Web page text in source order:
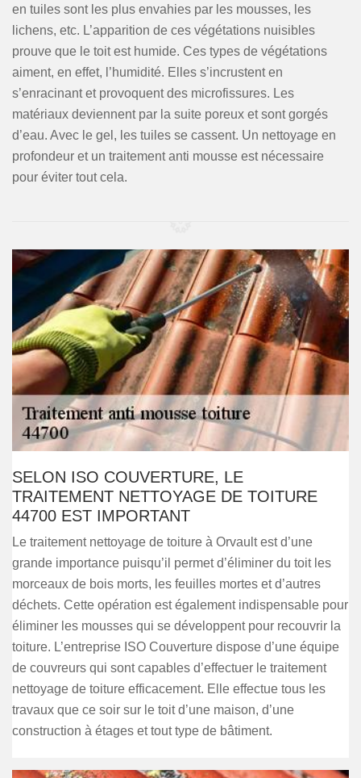
en tuiles sont les plus envahies par les mousses, les
lichens, etc. L’apparition de ces végétations nuisibles
prouve que le toit est humide. Ces types de végétations
aiment, en effet, l’humidité. Elles s’incrustent en
s’enracinant et provoquent des microfissures. Les
matériaux deviennent par la suite poreux et sont gorgés
d’eau. Avec le gel, les tuiles se cassent. Un nettoyage en
profondeur et un traitement anti mousse est nécessaire
pour éviter tout cela.
SELON ISO COUVERTURE, LE
TRAITEMENT NETTOYAGE DE TOITURE
44700 EST IMPORTANT
Le traitement nettoyage de toiture à Orvault est d’une
grande importance puisqu’il permet d’éliminer du toit les
morceaux de bois morts, les feuilles mortes et d’autres
déchets. Cette opération est également indispensable pour
éliminer les mousses qui se développent pour recouvrir la
toiture. L’entreprise ISO Couverture dispose d’une équipe
de couvreurs qui sont capables d’effectuer le traitement
nettoyage de toiture efficacement. Elle effectue tous les
travaux que ce soir sur le toit d’une maison, d’une
construction à étages et tout type de bâtiment.